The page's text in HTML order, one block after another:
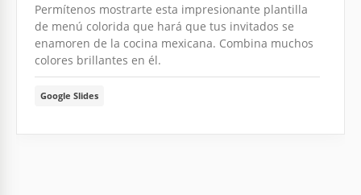
Permítenos mostrarte esta impresionante plantilla
de menú colorida que hará que tus invitados se
enamoren de la cocina mexicana. Combina muchos
colores brillantes en él.
Google Slides